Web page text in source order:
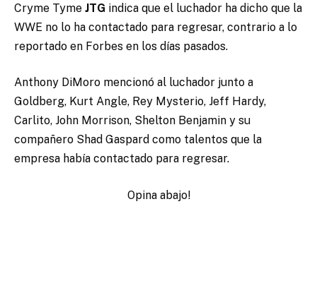
Cryme Tyme JTG indica que el luchador ha dicho que la
WWE no lo ha contactado para regresar, contrario a lo
reportado en Forbes en los días pasados.
Anthony DiMoro mencionó al luchador junto a
Goldberg, Kurt Angle, Rey Mysterio, Jeff Hardy,
Carlito, John Morrison, Shelton Benjamin y su
compañero Shad Gaspard como talentos que la
empresa había contactado para regresar.
Opina abajo!